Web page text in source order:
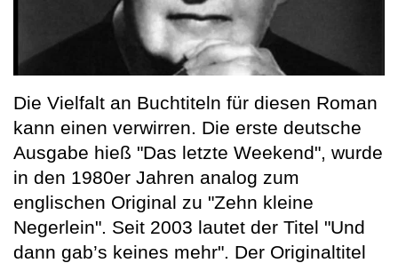
Die Vielfalt an Buchtiteln für diesen Roman
kann einen verwirren. Die erste deutsche
Ausgabe hieß "Das letzte Weekend", wurde
in den 1980er Jahren analog zum
englischen Original zu "Zehn kleine
Negerlein". Seit 2003 lautet der Titel "Und
dann gab’s keines mehr". Der Originaltitel